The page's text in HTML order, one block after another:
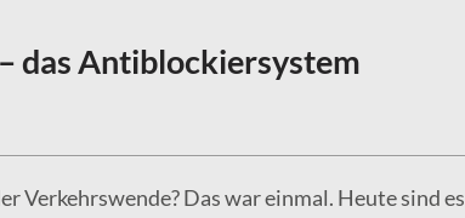
das Antiblockiersystem
Verkehrswende? Das war einmal. Heute sind es